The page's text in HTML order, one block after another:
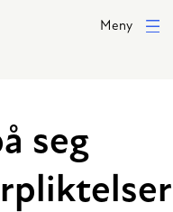
Meny
seg